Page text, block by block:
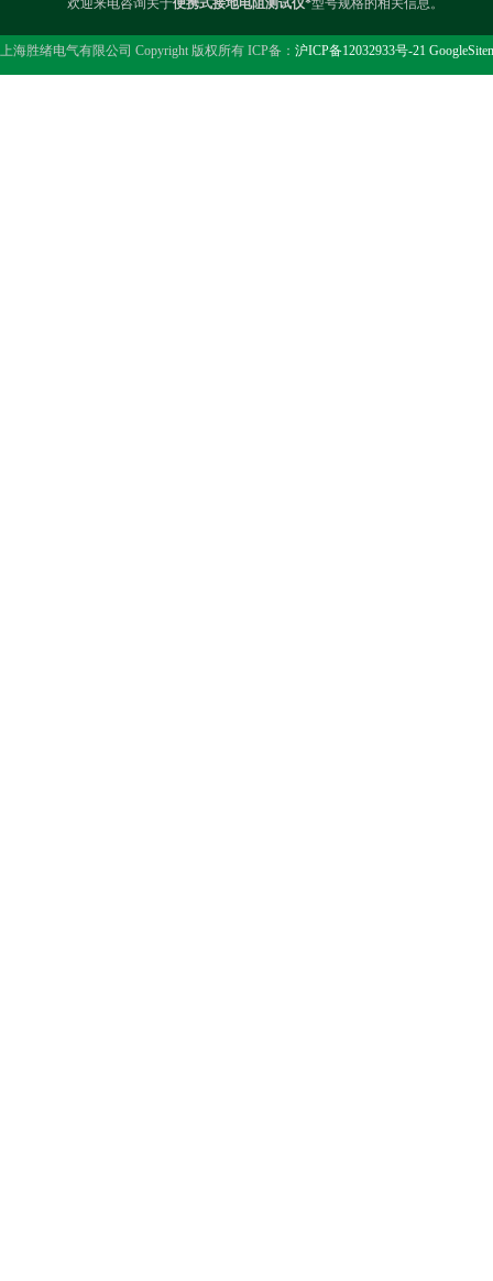
欢迎来电咨询关于便携式接地电阻测试仪*型号规格的相关信息。
上海胜绪电气有限公司 Copyright 版权所有 ICP备： 沪ICP备12032933号-21